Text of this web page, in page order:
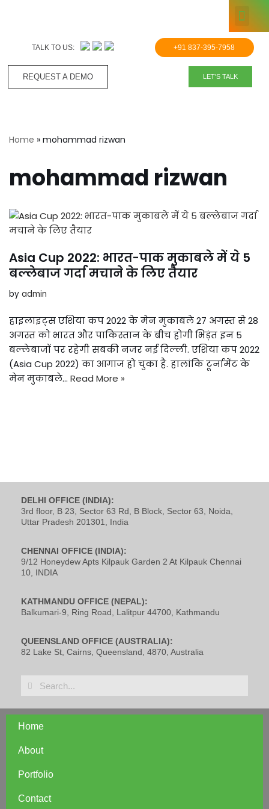
TALK TO US: +91 837-395-7958
REQUEST A DEMO​ LET'S TALK
Home » mohammad rizwan
mohammad rizwan
Asia Cup 2022: भारत-पाक मुकाबले में ये 5
बल्लेबाज गर्दा मचाने के लिए तैयार
by admin
हाइलाइट्स एशिया कप 2022 के मेन मुकाबले 27 अगस्त से 28
अगस्त को भारत और पाकिस्तान के बीच होगी भिड़ंत इन 5
बल्लेबाजों पर रहेगी सबकी नजर नई दिल्ली. एशिया कप 2022
(Asia Cup 2022) का आगाज हो चुका है. हालांकि टूर्नामेंट के
मेन मुकाबले… Read More »
DELHI OFFICE (INDIA):
3rd floor, B 23, Sector 63 Rd, B Block, Sector 63, Noida,
Uttar Pradesh 201301, India
CHENNAI OFFICE (INDIA):
9/12 Honeydew Apts Kilpauk Garden 2 At Kilpauk Chennai
10, INDIA
KATHMANDU OFFICE (NEPAL):
Balkumari-9, Ring Road, Lalitpur 44700, Kathmandu
QUEENSLAND OFFICE (AUSTRALIA):
82 Lake St, Cairns, Queensland, 4870, Australia
Home
About
Portfolio
Contact